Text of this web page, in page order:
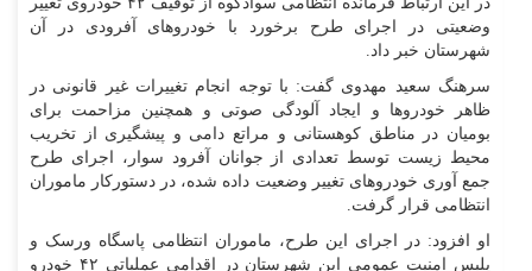
وضعیتی در اجرای طرح برخورد با خودرو‌های آفرودی در آن
شهرستان خبر داد.
سرهنگ سعید مهدوی گفت: با توجه انجام تغییرات غیر قانونی در
ظاهر خودرو‌ها و ایجاد آلودگی صوتی و همچنین مزاحمت برای
بومیان در مناطق کوهستانی و مراتع دامی و پیشگیری از تخریب
محیط زیست توسط تعدادی از جوانان آفرود سوار، اجرای طرح
جمع آوری خودرو‌های تغییر وضعیت داده شده، در دستورکار ماموران
انتظامی قرار گرفت.
او افزود: در اجرای این طرح، ماموران انتظامی پاسگاه ورسک و
پلیس امنیت عمومی این شهرستان در اقدامی عملیاتی ۴۲ خودرو